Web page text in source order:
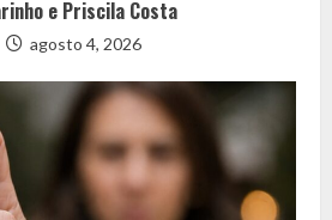
e Priscila Costa
agosto 4, 2026